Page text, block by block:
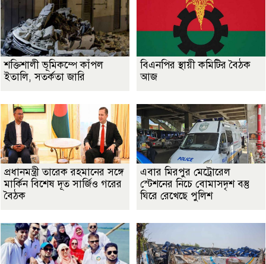
শক্তিশালী ভূমিকম্পে কাঁপল
ইতালি, সতর্কতা জারি
বিএনপির স্থায়ী কমিটির বৈঠক
আজ
প্রধানমন্ত্রী তারেক রহমানের সঙ্গে
মার্কিন বিশেষ দূত সার্জিও গরের
বৈঠক
এবার মিরপুর মেট্রোরেল
স্টেশনের নিচে বোমাসদৃশ বস্তু
ঘিরে রেখেছে পুলিশ